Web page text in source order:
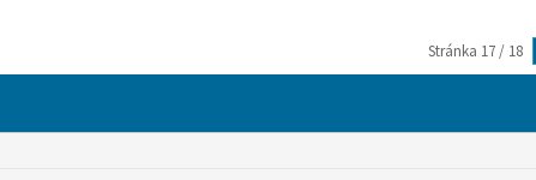
Stránka 17 / 18